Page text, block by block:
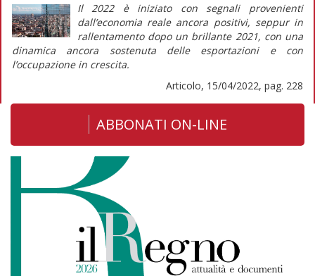
Il 2022 è iniziato con segnali provenienti
dall’economia reale ancora positivi, seppur in
rallentamento dopo un brillante 2021, con una
dinamica ancora sostenuta delle esportazioni e con
l’occupazione in crescita.
Articolo, 15/04/2022, pag. 228
ABBONATI ON-LINE